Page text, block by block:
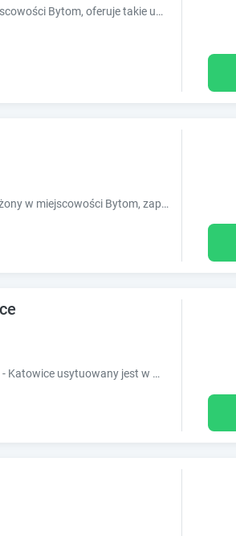
Obiekt Bytom Cabernet, położony w miejscowości Bytom, oferuje takie udogodnienia, jak bezpłatne Wi-Fi oraz telewizor z płaskim ekranem. Odległo?
Obiekt Apartament Kraszewskiego, położony w miejscowości Bytom, zapewnia wspólny salon, bezpłatne Wi-Fi i wspólną kuchnię. Odległość ważny
4-gwiazdkowy obiekt Seven Hotel Bytom - Katowice usytuowany jest w miejscowości Bytom i oferuje bar. Odległość ważnych miejsc od obiektu: Stadion